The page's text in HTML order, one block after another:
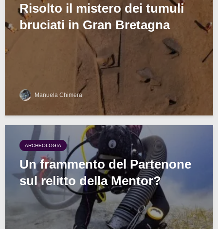
Risolto il mistero dei tumuli
bruciati in Gran Bretagna
Manuela Chimera
ARCHEOLOGIA
Un frammento del Partenone
sul relitto della Mentor?